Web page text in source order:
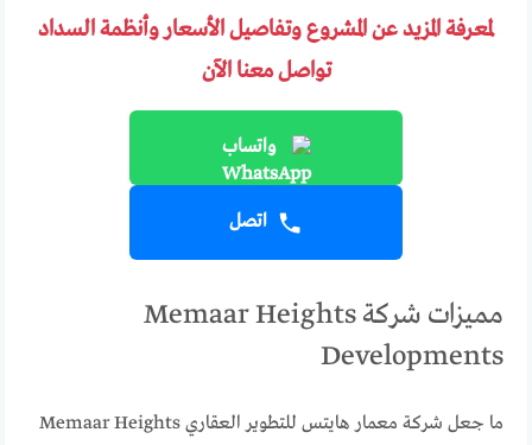
لمعرفة المزيد عن المشروع وتفاصيل الأسعار وأنظمة السداد
تواصل معنا الآن
واتساب
اتصل
مميزات شركة Memaar Heights
Developments
ما جعل شركة معمار هايتس للتطوير العقاري Memaar Heights